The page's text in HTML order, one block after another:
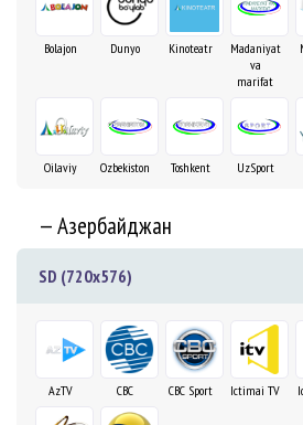
Bolajon Dunyo Kinoteatr
Madaniyat
va
marifat
Oilaviy Ozbekiston Toshkent UzSport
— Азербайджан
SD (720x576)
AzTV CBC CBC Sport Ictimai TV